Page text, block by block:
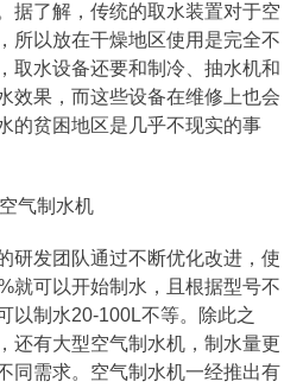
据了解，传统的取水装置对于空
所以放在干燥地区使用是完全不
取水设备还要和制冷、抽水机和
效果，而这些设备在维修上也会
的贫困地区是几乎不现实的事
研发团队通过不断优化改进，使
就可以开始制水，且根据型号不
以制水20-100L不等。除此之
还有大型空气制水机，制水量更
同需求。空气制水机一经推出有